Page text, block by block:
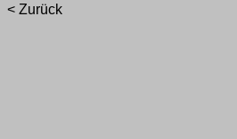
< Zurück